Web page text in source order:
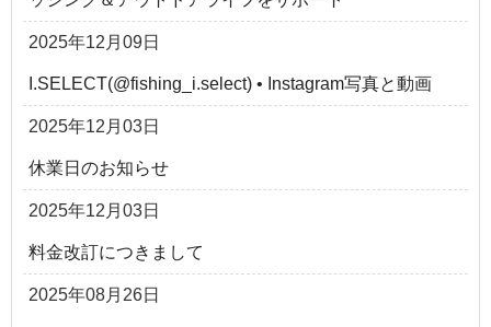
2025年12月09日
I.SELECT(@fishing_i.select) • Instagram写真と動画
2025年12月03日
休業日のお知らせ
2025年12月03日
料金改訂につきまして
2025年08月26日